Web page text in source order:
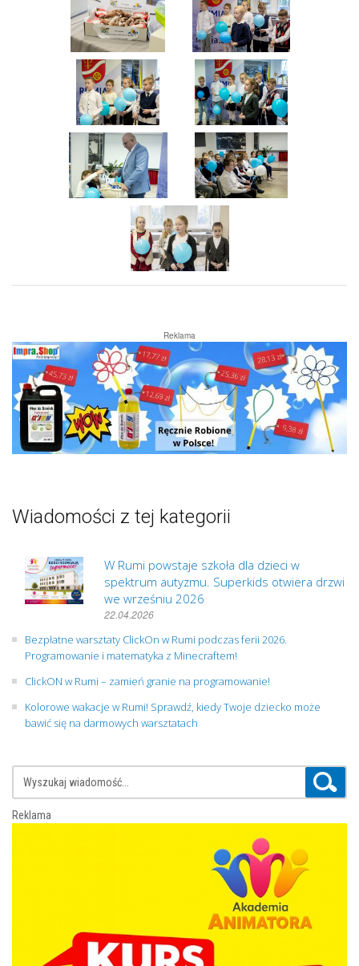
Reklama
Wiadomości z tej kategorii
W Rumi powstaje szkoła dla dzieci w
spektrum autyzmu. Superkids otwiera drzwi
we wrześniu 2026
22.04.2026
Bezpłatne warsztaty ClickOn w Rumi podczas ferii 2026.
Programowanie i matematyka z Minecraftem!
ClickON w Rumi – zamień granie na programowanie!
Kolorowe wakacje w Rumi! Sprawdź, kiedy Twoje dziecko może
bawić się na darmowych warsztatach
Reklama